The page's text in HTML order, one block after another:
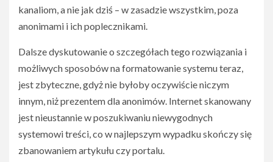
kanaliom, a nie jak dziś – w zasadzie wszystkim, poza
anonimami i ich poplecznikami.
Dalsze dyskutowanie o szczegółach tego rozwiązania i
możliwych sposobów na formatowanie systemu teraz,
jest zbyteczne, gdyż nie byłoby oczywiście niczym
innym, niż prezentem dla anonimów. Internet skanowany
jest nieustannie w poszukiwaniu niewygodnych
systemowi treści, co w najlepszym wypadku skończy się
zbanowaniem artykułu czy portalu.